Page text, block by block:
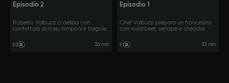
Episodio 2
Roberto Valbuzzi ci delizia con
confettura di rose, lamponi e fragole.
E2 36 min
Episodio 1
Chef Valbuzzi prepara un francesino
con roastbeef, senape e cheddar.
E1 33 min